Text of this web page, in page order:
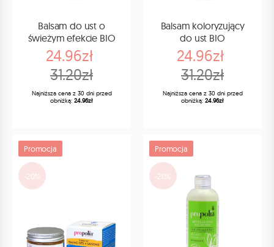
Balsam do ust o
świeżym efekcie BIO
24.96zł
31.20zł
Najniższa cena z 30 dni przed
obniżką: 24.96zł
Balsam koloryzujący
do ust BIO
24.96zł
31.20zł
Najniższa cena z 30 dni przed
obniżką: 24.96zł
Promocja
-20%
Promocja
-20%